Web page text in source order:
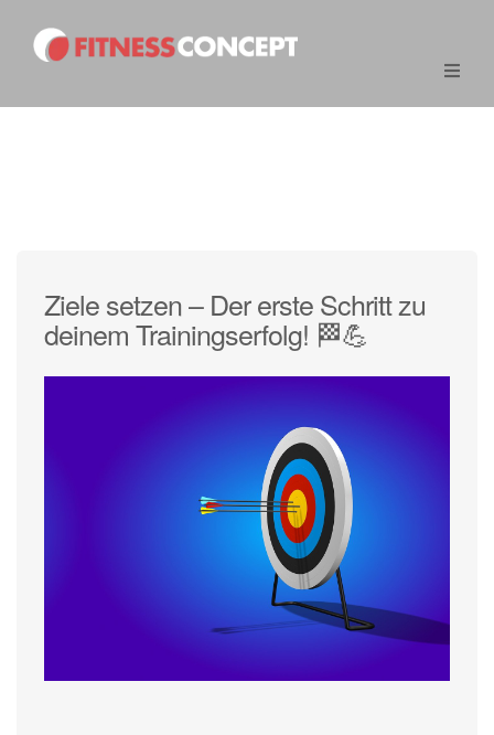
Ziele setzen – Der erste Schritt zu
deinem Trainingserfolg! 🏁💪